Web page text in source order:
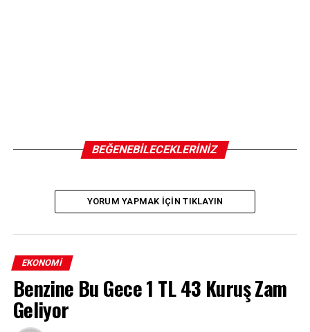
BEĞENEBILECEKLERINIZ
YORUM YAPMAK IÇIN TIKLAYIN
EKONOMI
Benzine Bu Gece 1 TL 43 Kuruş Zam
Geliyor